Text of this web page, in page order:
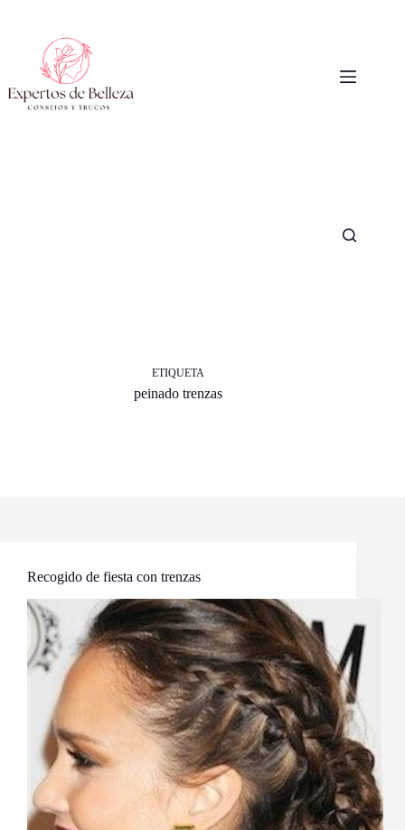
contenido
ETIQUETA
peinado trenzas
Recogido de fiesta con trenzas